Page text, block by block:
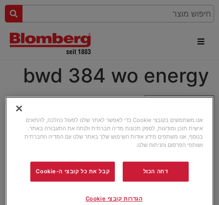
bwd 384 wo energy
אנו משתמשים בקובצי Cookie כדי לאפשר לאתר שלנו לפעול כהלכה, להתאים
אישית תוכן ומודעות, לספק תכונות מדיה חברתית ולנתח את התעבורה באתר.
בנוסף, אנו משתפים מידע אודות השימוש שלך באתר שלנו עם המדיה החברתית
ושותפי הפרסום והניתוח שלנו.
דחה הכול קבל את כל קובצי ה-Cookie
הגדרות קובצי Cookie